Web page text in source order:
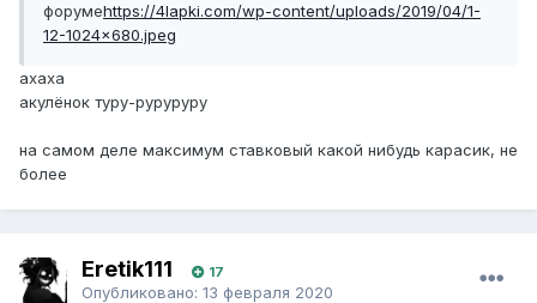
форумеhttps://4lapki.com/wp-content/uploads/2019/04/1-
12-1024x680.jpeg
ахаха
акулёнок туру-руруруру
на самом деле максимум ставковый какой нибудь карасик, не
более
Eretik111 17
Опубликовано: 13 февраля 2020